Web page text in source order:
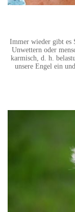
Immer wieder gibt es
Unwettern oder
karmisch, d. h.
unsere Engel ein